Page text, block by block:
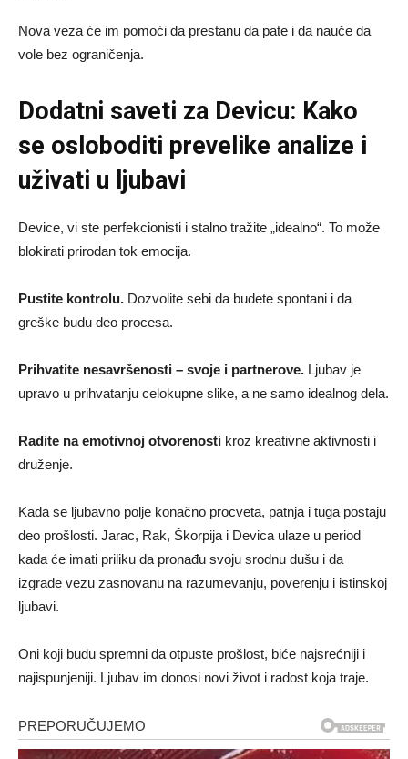
Nova veza će im pomoći da prestanu da pate i da nauče da
vole bez ograničenja.
Dodatni saveti za Devicu: Kako
se osloboditi prevelike analize i
uživati u ljubavi
Device, vi ste perfekcionisti i stalno tražite „idealno“. To može
blokirati prirodan tok emocija.
Pustite kontrolu. Dozvolite sebi da budete spontani i da
greške budu deo procesa.
Prihvatite nesavršenosti – svoje i partnerove. Ljubav je
upravo u prihvatanju celokupne slike, a ne samo idealnog dela.
Radite na emotivnoj otvorenosti kroz kreativne aktivnosti i
druženje.
Kada se ljubavno polje konačno procveta, patnja i tuga postaju
deo prošlosti. Jarac, Rak, Škorpija i Devica ulaze u period
kada će imati priliku da pronađu svoju srodnu dušu i da
izgrade vezu zasnovanu na razumevanju, poverenju i istinskoj
ljubavi.
Oni koji budu spremni da otpuste prošlost, biće najsrećniji i
najispunjeniji. Ljubav im donosi novi život i radost koja traje.